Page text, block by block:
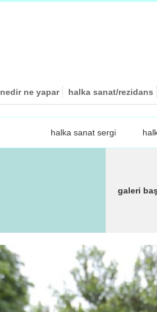
nedir ne yapar halka sanat/rezidans
halka sanat sergi
galeri